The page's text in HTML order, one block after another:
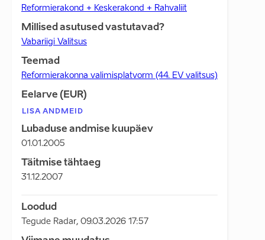
Reformierakond + Keskerakond + Rahvaliit
Millised asutused vastutavad?
Vabariigi Valitsus
Teemad
Reformierakonna valimisplatvorm (44. EV valitsus)
Eelarve (EUR)
LISA ANDMEID
Lubaduse andmise kuupäev
01.01.2005
Täitmise tähtaeg
31.12.2007
Loodud
Tegude Radar, 09.03.2026 17:57